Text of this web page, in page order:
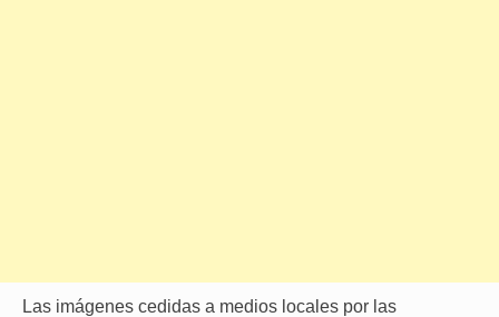
Las imágenes cedidas a medios locales por las